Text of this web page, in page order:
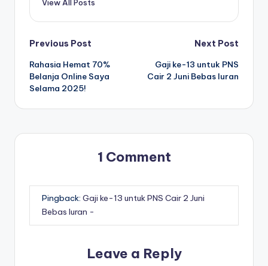
View All Posts
Post
navigation
Previous Post
Rahasia Hemat 70%
Belanja Online Saya
Selama 2025!
Next Post
Gaji ke-13 untuk PNS
Cair 2 Juni Bebas Iuran
1 Comment
Pingback: Gaji ke-13 untuk PNS Cair 2 Juni
Bebas Iuran -
Leave a Reply